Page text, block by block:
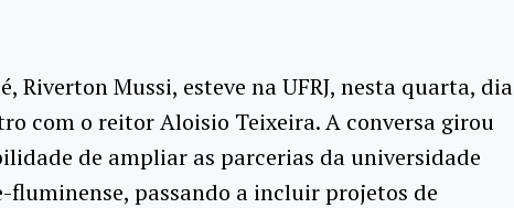
Riverton Mussi, esteve na UFRJ, nesta quarta, dia
com o reitor Aloisio Teixeira. A conversa girou
de ampliar as parcerias da universidade
fluminense, passando a incluir projetos de